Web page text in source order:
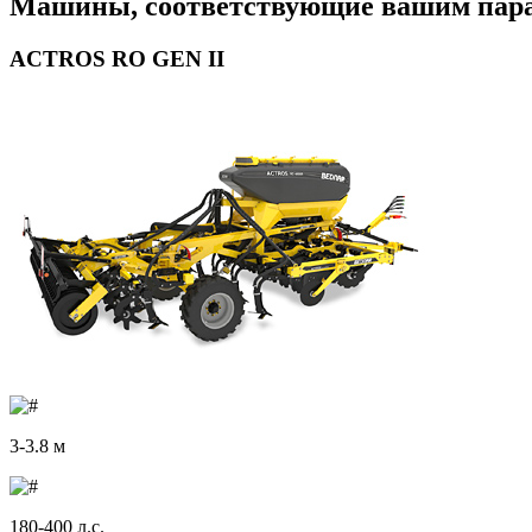
ACTROS RO GEN II
3-3.8 м
180-400 л.с.